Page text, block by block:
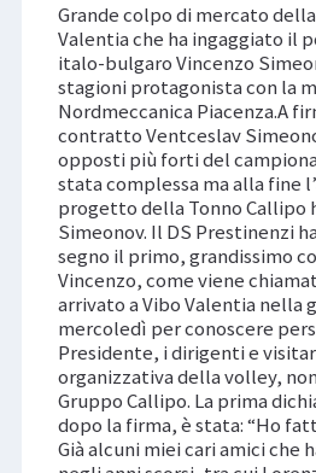
Grande colpo di mercato
Valentia che ha ingaggiato il
italo-bulgaro Vincenzo
stagioni protagonista con la
Nordmeccanica Piacenza.A
contratto Ventceslav
opposti più forti del
stata complessa ma alla fine
progetto della Tonno Callipo
Simeonov. Il DS Prestinenzi
segno il primo, grandissimo
Vincenzo, come viene
arrivato a Vibo Valentia nella
mercoledì per conoscere
Presidente, i dirigenti e
organizzativa della volley,
Gruppo Callipo. La prima
dopo la firma, è stata: “Ho
Già alcuni miei cari amici che